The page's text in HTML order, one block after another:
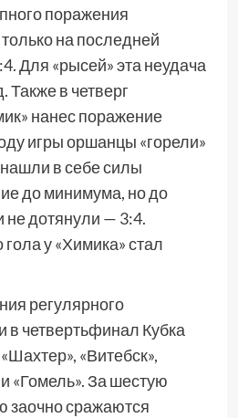
поражения
на последней
Для «рысей» эта неудача
Также в четверг
нанес поражение
игры оршанцы «горели»
в себе силы
до минимума, но до
не дотянули — 3:4.
у «Химика» стал
регулярного
в четвертьфинал Кубка
«Витебск»,
«Гомель». За шестую
заочно сражаются